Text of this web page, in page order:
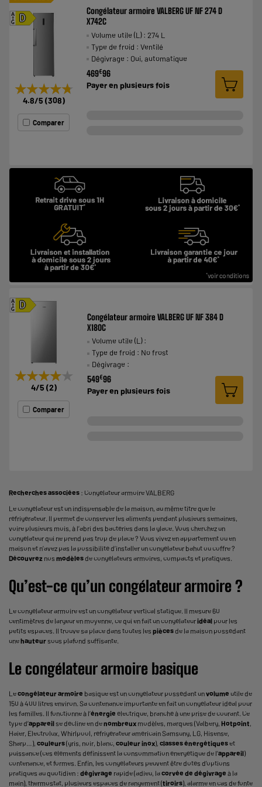
D
A
G
★★★★★
★★★★★
4.8/5 (308)
Comparer
Congélateur armoire VALBERG UF NF 274 D
X742C
Volume utile (L) : 274 L
Type de froid : Ventilé
Dégivrage : Oui, automatique
469€96
Payer enplusieurs fois
D
A
G
★★★★★
★★★★★
4/5 (2)
Comparer
Congélateur armoire VALBERG UF NF 384 D
X180C
Volume utile (L) :
Type de froid : No frost
Dégivrage :
549€96
Payer en plusieurs fois
Recherches associées : Congélateur armoire VALBERG
Le congélateur est un indispensable de la maison, au même titre que le
réfrigérateur. Il permet de conserver les aliments pendant plusieurs semaines,
voire plusieurs mois, à l’abri des bactéries dans la glace. Vous cherchez un
congélateur qui ne prend pas trop de place ? Vous vivez en appartement ou en
maison et n’avez pas la possibilité d’installer un congélateur bahut ou coffre ?
Découvrez nos modèlesde congélateurs armoires, compacts et pratiques.
Qu’est-ce qu’un congélateur armoire ?
Le congélateur armoire est un congélateur vertical statique. Il mesure 60
centimètres de largeur en moyenne, ce qui en fait un congélateuridéal pour les
petits espaces. Il trouve sa place dans toutes les piècesde la maison possédant
unehauteursous plafond suffisante.
Le congélateur armoire basique
Lecongélateur armoire basique est un congélateur possédant unvolume utile de
150 à 400 litres environ. Sa contenance importante en fait un congélateur idéal pour
les familles. Il fonctionne à l’énergie électrique, branché à une prise de courant. Ce
type d’appareilse décline en denombreux modèles, marques (Valberg, Hotpoint,
Haier, Electrolux, Whirlpool, réfrigérateur américain Samsung, LG, Hisense,
Sharp…), couleurs(gris, noir, blanc, couleurinox), classes énergétiqueset
puissance (ces éléments définissent la consommation énergétique de l’appareil)
contenance, et formes. Enfin, les congélateurs peuvent être dotés d’options
pratiques au quotidien : dégivrage rapide (adieu, lacorvée de dégivrage à la
main), thermostat, plusieurs espaces de rangement (tiroirs), alarme en cas de fonte